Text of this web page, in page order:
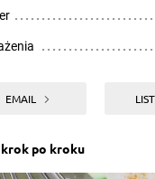
EMAIL
po kroku